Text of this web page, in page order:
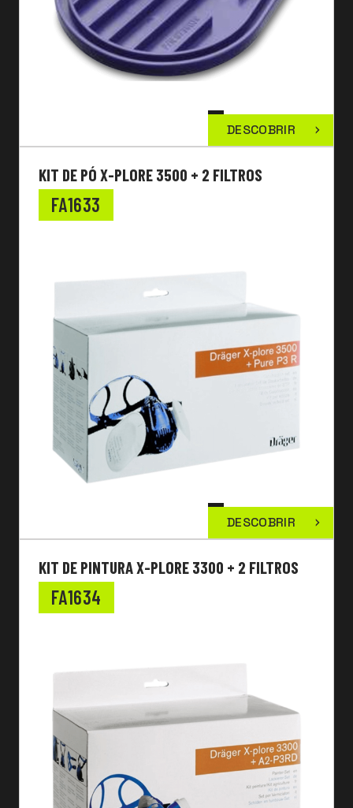
DESCOBRIR
KIT DE PÓ X-PLORE 3500 + 2 FILTROS
FA1633
DESCOBRIR
KIT DE PINTURA X-PLORE 3300 + 2 FILTROS
FA1634